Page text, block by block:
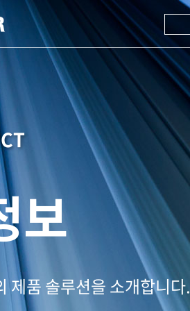
보
제품 솔루션을 소개합니다.